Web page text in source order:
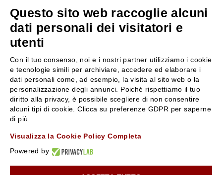
servizioclienti@rossiprofumi.it
SERVIZIO CLIENTI
Resi e rimborsi
Pagamenti
Spedizione
Condizioni generali di vendita
Privacy Policy
Chi siamo
Contattaci
Negozi
Attiva la Rossi Card
Lavora con noi
Questo sito web raccoglie alcuni
dati personali dei visitatori e
utenti
Con il tuo consenso, noi e i nostri partner utilizziamo i cookie
e tecnologie simili per archiviare, accedere ed elaborare i
dati personali come, ad esempio, la visita al sito web o la
personalizzazione degli annunci. Poiché rispettiamo il tuo
diritto alla privacy, è possibile scegliere di non consentire
alcuni tipi di cookie. Clicca su preferenze GDPR per saperne
di più.
Visualizza la Cookie Policy Completa
Powered by